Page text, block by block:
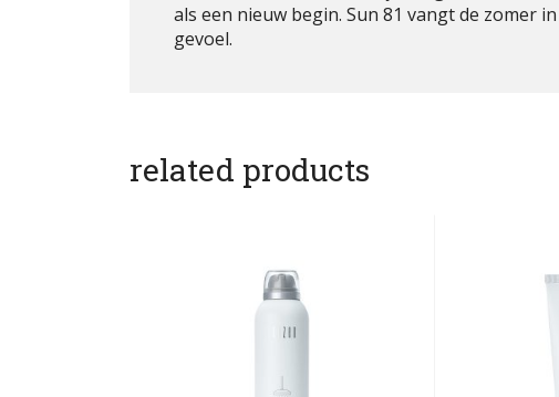
als een nieuw begin. Sun 81 vangt de zomer
gevoel.
related products